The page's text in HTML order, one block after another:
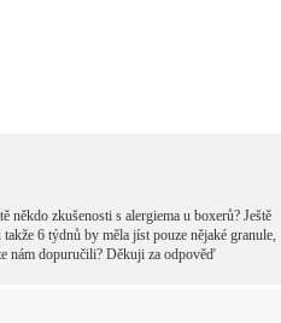
zkušenosti s alergiema u boxerů? Ještě
6 týdnů by měla jíst pouze nějaké granule,
nám dopuručili? Děkuji za odpověď